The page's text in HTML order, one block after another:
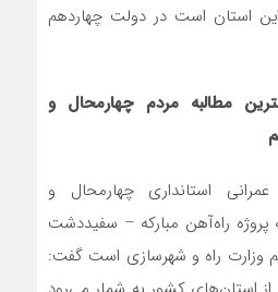
استان است در دولت چهاردهم
مطالبه مردم چهارمحال و
استانداری چهارمحال و
پروژه راه‌آهن مبارکه – سفیددشت
وزارت راه و شهرسازی است گفت: